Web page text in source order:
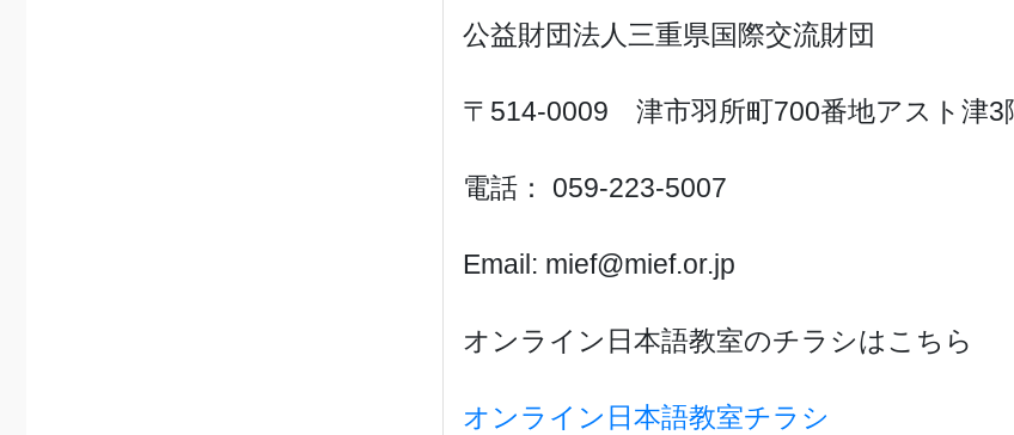
公益財団法人三重県国際交流財団
〒514-0009 津市羽所町700番地アスト津3
電話： 059-223-5007
Email: mief@mief.or.jp
オンライン日本語教室のチラシはこちら
オンライン日本語教室チラシ